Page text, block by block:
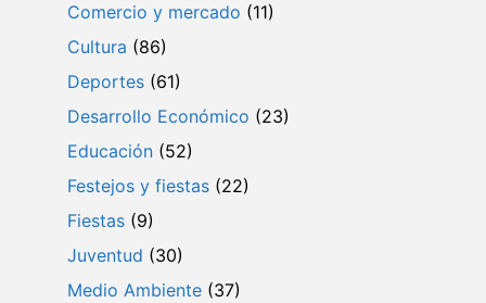
Comercio y mercado (11)
Cultura (86)
Deportes (61)
Desarrollo Económico (23)
Educación (52)
Festejos y fiestas (22)
Fiestas (9)
Juventud (30)
Medio Ambiente (37)